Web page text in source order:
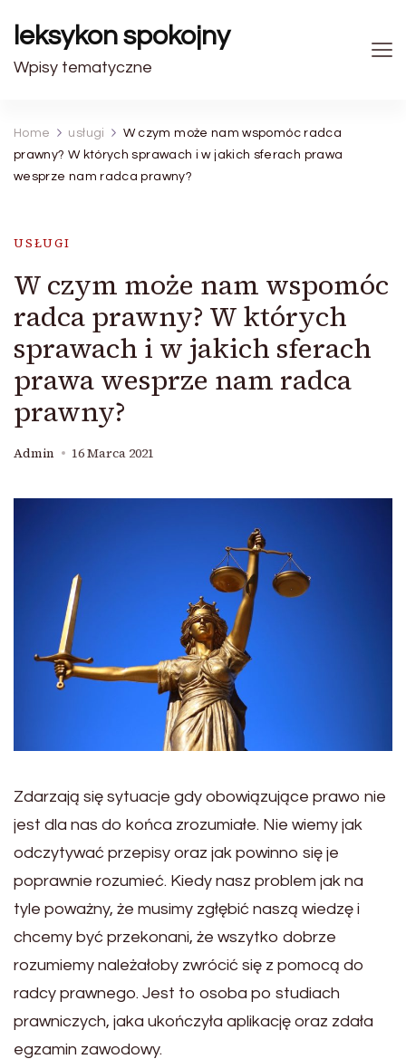
leksykon spokojny
Wpisy tematyczne
Home usługi
W czym może nam wspomóc radca
prawny? W których sprawach i w jakich sferach prawa
wesprze nam radca prawny?
USŁUGI
W czym może nam wspomóc
radca prawny? W których
sprawach i w jakich sferach
prawa wesprze nam radca
prawny?
Admin 16 Marca 2021
Zdarzają się sytuacje gdy obowiązujące prawo nie
jest dla nas do końca zrozumiałe. Nie wiemy jak
odczytywać przepisy oraz jak powinno się je
poprawnie rozumieć. Kiedy nasz problem jak na
tyle poważny, że musimy zgłębić naszą wiedzę i
chcemy być przekonani, że wszytko dobrze
rozumiemy należałoby zwrócić się z pomocą do
radcy prawnego. Jest to osoba po studiach
prawniczych, jaka ukończyła aplikację oraz zdała
egzamin zawodowy.